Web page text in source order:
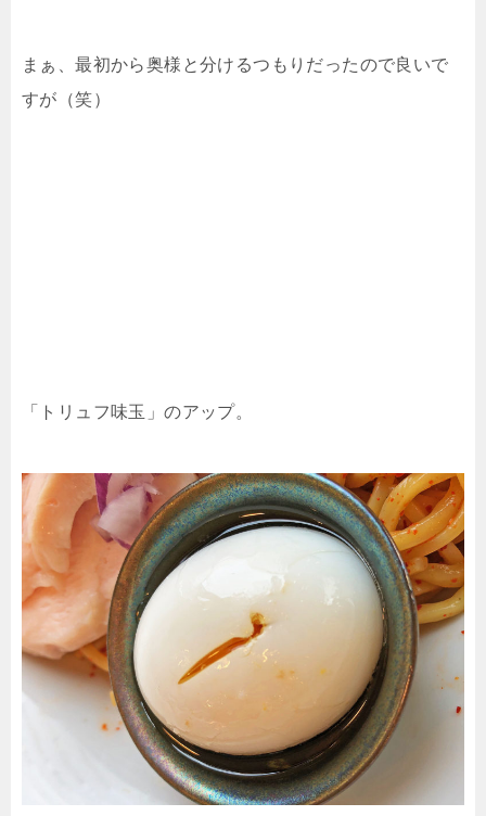
まぁ、最初から奥様と分けるつもりだったので良いで
すが（笑）
「トリュフ味玉」のアップ。